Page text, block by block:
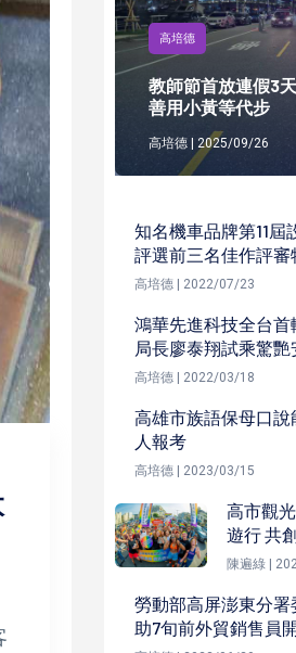
高培德
教師節首放連假3
善用小黃等代步
高培德 | 2025/09/26
知名機車品牌第11屆
評選前三名佳作評審
高培德 | 2022/07/23
鴻華先進科技全台首
局長廖泰翔試乘驚
高培德 | 2022/03/18
高雄市族語保母口說
人報考
高培德 | 2023/03/15
高市觀
遊行 共
陳遍綠 |
勞動部高屏澎東分
助7旬前外貿銷售員